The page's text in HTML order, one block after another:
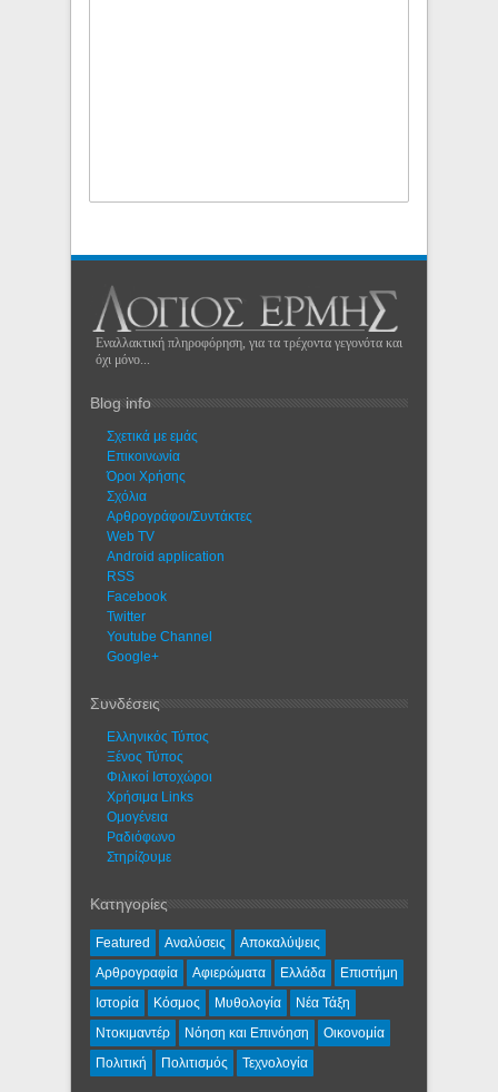
Εναλλακτική πληροφόρηση, για τα τρέχοντα γεγονότα και
όχι μόνο...
Blog info
Σχετικά με εμάς
Eπικοινωνία
Όροι Χρήσης
Σχόλια
Αρθρογράφοι/Συντάκτες
Web TV
Android application
RSS
Facebook
Twitter
Youtube Channel
Google+
Συνδέσεις
Ελληνικός Τύπος
Ξένος Τύπος
Φιλικοί Ιστοχώροι
Χρήσιμα Links
Ομογένεια
Ραδιόφωνο
Στηρίζουμε
Κατηγορίες
Featured Αναλύσεις
Αποκαλύψεις
Αρθρογραφία
Αφιερώματα Ελλάδα
Επιστήμη
Ιστορία
Κόσμος Μυθολογία
Νέα Τάξη
Ντοκιμαντέρ
Νόηση και Επινόηση
Οικονομία
Πολιτική
Πολιτισμός Τεχνολογία